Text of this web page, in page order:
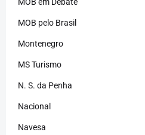
MOB pelo Brasil
Montenegro
MS Turismo
N. S. da Penha
Nacional
Navesa